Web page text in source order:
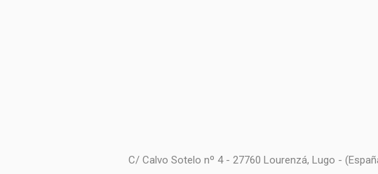
C/ Calvo Sotelo nº 4 - 27760 Lourenzá, Lugo -